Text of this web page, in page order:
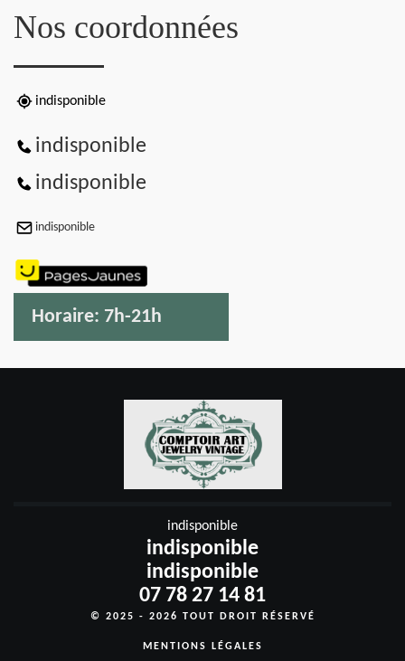
Nos coordonnées
indisponible
indisponible
indisponible
indisponible
Horaire: 7h-21h
indisponible
indisponible
indisponible
07 78 27 14 81
© 2025 - 2026 TOUT DROIT RÉSERVÉ
MENTIONS LÉGALES